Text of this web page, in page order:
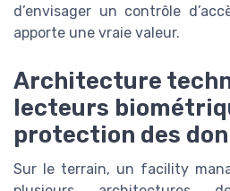
d’envisager un contrôle
apporte une vraie valeur.
Architecture
lecteurs
protection des
Sur le terrain, un facility